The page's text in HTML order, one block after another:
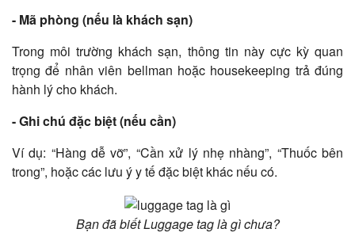
- Mã phòng (nếu là khách sạn)
Trong môi trường khách sạn, thông tin này cực kỳ quan
trọng để nhân viên bellman hoặc housekeeping trả đúng
hành lý cho khách.
- Ghi chú đặc biệt (nếu cần)
Ví dụ: “Hàng dễ vỡ”, “Cần xử lý nhẹ nhàng”, “Thuốc bên
trong”, hoặc các lưu ý y tế đặc biệt khác nếu có.
Bạn đã biết Luggage tag là gì chưa?